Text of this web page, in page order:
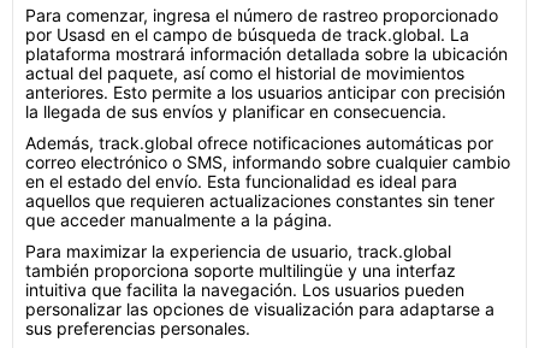
Para comenzar, ingresa el número de rastreo proporcionado
por Usasd en el campo de búsqueda de track.global. La
plataforma mostrará información detallada sobre la ubicación
actual del paquete, así como el historial de movimientos
anteriores. Esto permite a los usuarios anticipar con precisión
la llegada de sus envíos y planificar en consecuencia.
Además, track.global ofrece notificaciones automáticas por
correo electrónico o SMS, informando sobre cualquier cambio
en el estado del envío. Esta funcionalidad es ideal para
aquellos que requieren actualizaciones constantes sin tener
que acceder manualmente a la página.
Para maximizar la experiencia de usuario, track.global
también proporciona soporte multilingüe y una interfaz
intuitiva que facilita la navegación. Los usuarios pueden
personalizar las opciones de visualización para adaptarse a
sus preferencias personales.